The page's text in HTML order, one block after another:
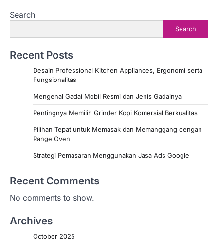
Search
Search
Recent Posts
Desain Professional Kitchen Appliances, Ergonomi serta
Fungsionalitas
Mengenal Gadai Mobil Resmi dan Jenis Gadainya
Pentingnya Memilih Grinder Kopi Komersial Berkualitas
Pilihan Tepat untuk Memasak dan Memanggang dengan
Range Oven
Strategi Pemasaran Menggunakan Jasa Ads Google
Recent Comments
No comments to show.
Archives
October 2025